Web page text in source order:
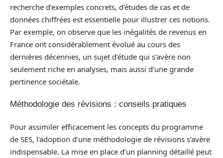
recherche d’exemples concrets, d’études de cas et de
données chiffrées est essentielle pour illustrer ces notions.
Par exemple, on observe que les inégalités de revenus en
France ont considérablement évolué au cours des
dernières décennies, un sujet d’étude qui s’avère non
seulement riche en analyses, mais aussi d’une grande
pertinence sociétale.
Méthodologie des révisions : conseils pratiques
Pour assimiler efficacement les concepts du programme
de SES, l’adoption d’une méthodologie de révisions s’avère
indispensable. La mise en place d’un planning détaillé peut